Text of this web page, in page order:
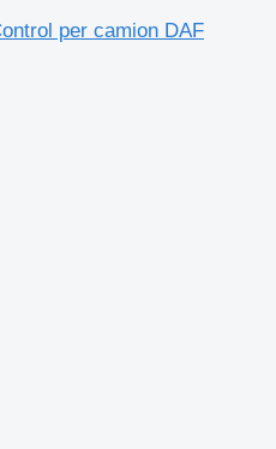
per camion DAF